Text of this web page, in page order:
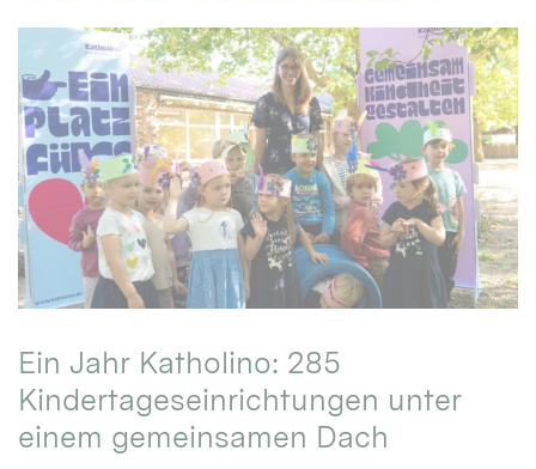
Ein Jahr Katholino: 285
Kindertageseinrichtungen unter
einem gemeinsamen Dach